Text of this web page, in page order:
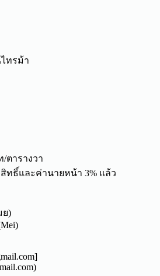
ทรม้า
/ตารางวา
ทธิ์และค่านายหน้า 3% แล้ว
ย)